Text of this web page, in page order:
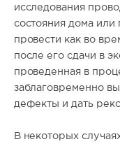
исследования
состояния дома
провести как во
после его сдачи в
проведенная в
заблаговременно
дефекты и дать
В некоторых